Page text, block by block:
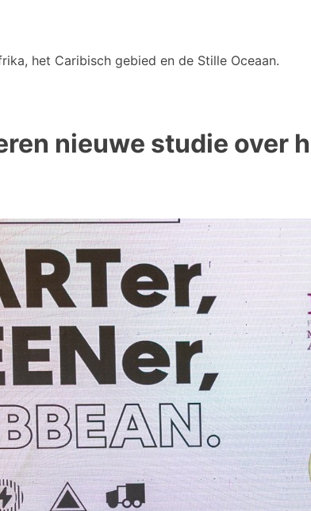
het Caribisch gebied en de Stille Oceaan.
nieuwe studie over